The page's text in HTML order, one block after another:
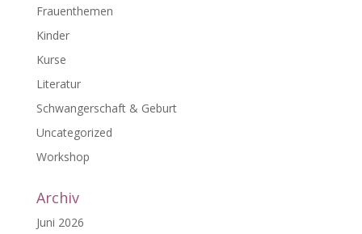
Frauenthemen
Kinder
Kurse
Literatur
Schwangerschaft & Geburt
Uncategorized
Workshop
Archiv
Juni 2026